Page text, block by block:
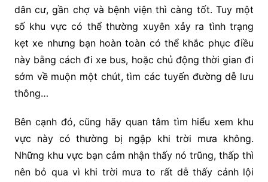
dân cư, gần chợ và bệnh viện thì càng tốt. Tuy một
số khu vực có thể thường xuyên xảy ra tình trạng
kẹt xe nhưng bạn hoàn toàn có thể khắc phục điều
này bằng cách đi xe bus, hoặc chủ động thời gian đi
sớm về muộn một chút, tìm các tuyến đường dễ lưu
thông…
Bên cạnh đó, cũng hãy quan tâm tìm hiểu xem khu
vực này có thường bị ngập khi trời mưa không.
Những khu vực bạn cảm nhận thấy nó trũng, thấp thì
nên bỏ qua vì khi trời mưa to rất dễ thấy cảnh lội